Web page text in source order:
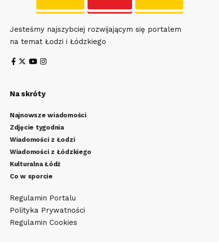
Jesteśmy najszybciej rozwijającym się portalem
na temat Łodzi i Łódzkiego
Na skróty
Najnowsze wiadomości
Zdjęcie tygodnia
Wiadomości z Łodzi
Wiadomości z Łódzkiego
Kulturalna Łódź
Co w sporcie
Regulamin Portalu
Polityka Prywatności
Regulamin Cookies